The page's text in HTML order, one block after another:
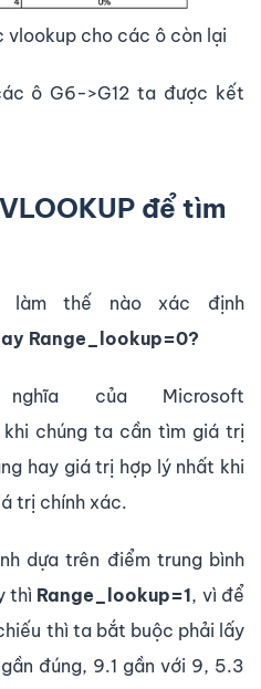
vlookup cho các ô còn lại
ô G6->G12 ta được kết
để tìm
làm thế nào xác định
Range_lookup=0?
của Microsoft
khi chúng ta cần tìm giá trị
hay giá trị hợp lý nhất khi
trị chính xác.
dựa trên điểm trung bình
thì Range_lookup=1, vì để
thì ta bắt buộc phải lấy
đúng, 9.1 gần với 9, 5.3